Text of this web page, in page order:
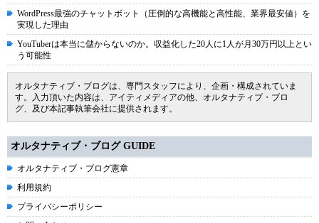
WordPress最強のチャットボット（圧倒的な高機能と高性能、業界最安値）を
実現した理由
YouTuberは本当に儲からないのか。収益化した20人に1人が月30万円以上とい
う可能性
オルタナティブ・ブログは、専門スタッフにより、企画・構成されていま
す。入力頂いた内容は、アイティメディアの他、オルタナティブ・ブロ
グ、及び本記事執筆会社に提供されます。
オルタナティブ・ブログ GUIDE
オルタナティブ・ブログ憲章
利用規約
プライバシーポリシー